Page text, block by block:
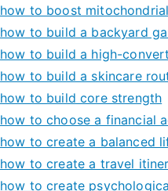
how to boost
how to build a backyard
how to build a high-
how to build a skincare
how to build core strength
how to choose a financial
how to create a balanced
how to create a travel
how to create